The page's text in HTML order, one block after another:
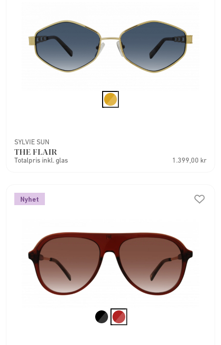
SYLVIE SUN
THE FLAIR
Totalpris inkl. glas 1.399,00 kr
Nyhet